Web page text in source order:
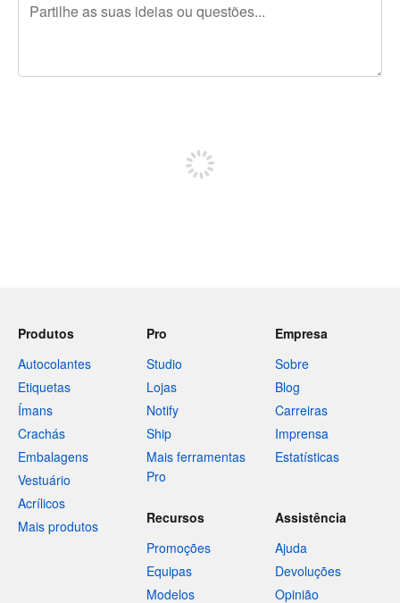
Produtos
Autocolantes
Etiquetas
Ímans
Crachás
Embalagens
Vestuário
Acrílicos
Mais produtos
Pro
Studio
Lojas
Notify
Ship
Mais ferramentas
Pro
Empresa
Sobre
Blog
Carreiras
Imprensa
Estatísticas
Recursos
Promoções
Equipas
Modelos
Assistência
Ajuda
Devoluções
Opinião